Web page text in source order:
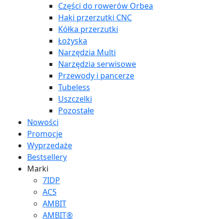
Części do rowerów Orbea
Haki przerzutki CNC
Kółka przerzutki
Łożyska
Narzędzia Multi
Narzędzia serwisowe
Przewody i pancerze
Tubeless
Uszczelki
Pozostałe
Nowości
Promocje
Wyprzedaże
Bestsellery
Marki
7IDP
ACS
AMBIT
AMBIT®